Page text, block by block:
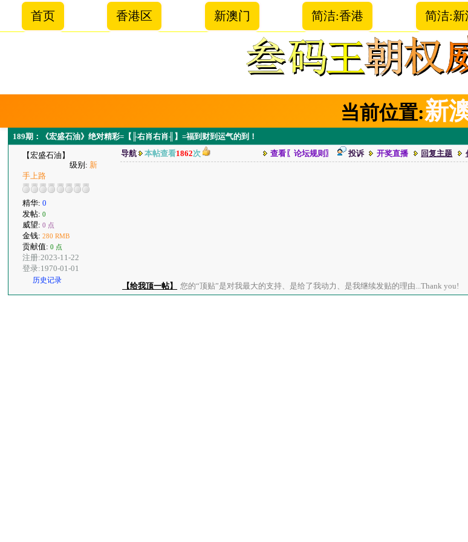
首页 香港区 新澳门 简洁:香港 简洁:新
当前位置:新
189期：《宏盛石油》绝对精彩=【╟右肖右肖╢】=福到财到运气的到！
【宏盛石油】
级别: 新
手上路
精华:0
发帖:0
威望:0 点
金钱:280 RMB
贡献值:0 点
注册:2023-11-22
登录:1970-01-01
历史记录
导航 本帖查看1862次 查看〖论坛规则〗 投诉 开奖直播 回复主题
【给我顶一帖】 您的“顶贴”是对我最大的支持、是给了我动力、是我继续发贴的理由...Thank you!